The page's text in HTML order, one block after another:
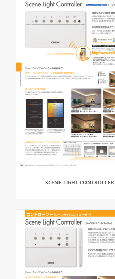
SCENE LIGHT CONTROLLER